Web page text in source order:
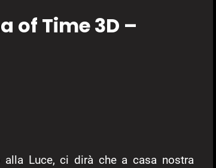
of Time 3D –
Luce, ci dirà che a casa nostra